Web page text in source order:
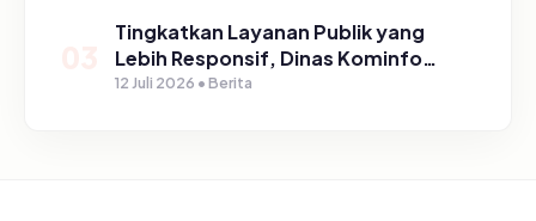
Tingkatkan Layanan Publik yang
Lebih Responsif, Dinas Kominfo
Gelar Sosialisasi SP4N Lapor di
12 Juli 2026 • Berita